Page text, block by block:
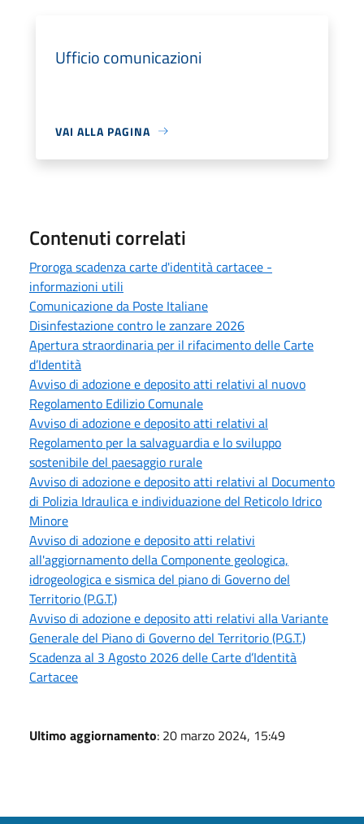
Ufficio comunicazioni
VAI ALLA PAGINA
Contenuti correlati
Proroga scadenza carte d'identità cartacee -
informazioni utili
Comunicazione da Poste Italiane
Disinfestazione contro le zanzare 2026
Apertura straordinaria per il rifacimento delle Carte
d’Identità
Avviso di adozione e deposito atti relativi al nuovo
Regolamento Edilizio Comunale
Avviso di adozione e deposito atti relativi al
Regolamento per la salvaguardia e lo sviluppo
sostenibile del paesaggio rurale
Avviso di adozione e deposito atti relativi al Documento
di Polizia Idraulica e individuazione del Reticolo Idrico
Minore
Avviso di adozione e deposito atti relativi
all'aggiornamento della Componente geologica,
idrogeologica e sismica del piano di Governo del
Territorio (P.G.T.)
Avviso di adozione e deposito atti relativi alla Variante
Generale del Piano di Governo del Territorio (P.G.T.)
Scadenza al 3 Agosto 2026 delle Carte d’Identità
Cartacee
Ultimo aggiornamento: 20 marzo 2024, 15:49